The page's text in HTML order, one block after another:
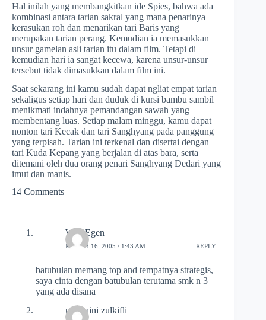
Hal inilah yang membangkitkan ide Spies, bahwa ada
kombinasi antara tarian sakral yang mana penarinya
kerasukan roh dan menarikan tari Baris yang
merupakan tarian perang. Kemudian ia memasukkan
unsur gamelan asli tarian itu dalam film. Tetapi di
kemudian hari ia sangat kecewa, karena unsur-unsur
tersebut tidak dimasukkan dalam film ini.
Saat sekarang ini kamu sudah dapat ngliat empat tarian
sekaligus setiap hari dan duduk di kursi bambu sambil
menikmati indahnya pemandangan sawah yang
membentang luas. Setiap malam minggu, kamu dapat
nonton tari Kecak dan tari Sanghyang pada panggung
yang terpisah. Tarian ini terkenal dan disertai dengan
tari Kuda Kepang yang berjalan di atas bara, serta
ditemani oleh dua orang penari Sanghyang Dedari yang
imut dan manis.
14 Comments
Wah Egen
MARCH 16, 2005 / 1:43 AM REPLY
batubulan memang top and tempatnya strategis,
saya cinta dengan batubulan terutama smk n 3
yang ada disana
nurmaini zulkifli